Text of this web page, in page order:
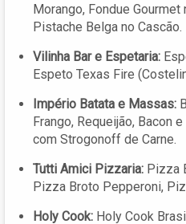
Morango, Fondue Gourmet
Pistache Belga no Cascão.
Vilinha Bar e Espetaria:
Espeto Texas Fire
Império Batata e Massas:
Frango, Requeijão, Bacon
com Strogonoff de Carne.
Tutti Amici Pizzaria: Pizza
Pizza Broto Pepperoni,
Holy Cook: Holy Cook